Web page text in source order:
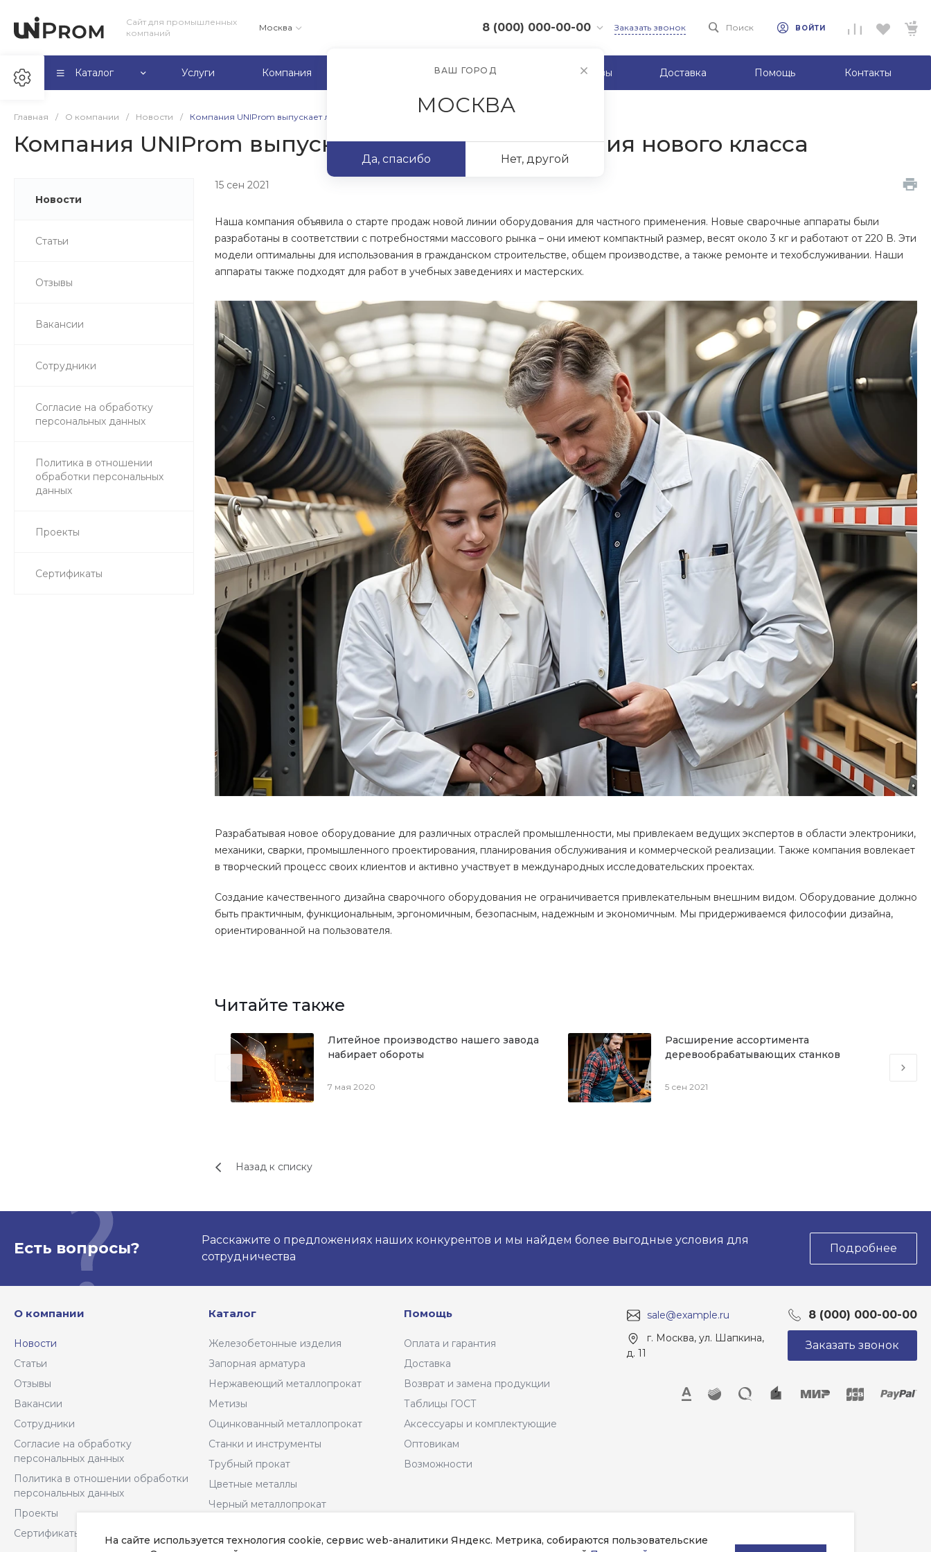
На сайте используется технология cookie, сервис web-аналитики Яндекс. Метрика, собираются пользовательские
Сайт для промышленных
компаний
Москва 8 (000) 000-00-00
г. Москва, ул. Шапкина,
Пн-Пт: 9:30-18:30
Cб-Вс: Выходной
Заказать звонок Поиск ВОЙТИ
Каталог Услуги Компания Производители Отзывы Доставка Помощь Контакты
Главная / О компании / Новости / Компания UNIProm выпускает линию оборудования нового класса
Компания UNIProm выпускает линию оборудования нового класса
Новости
Статьи
Отзывы
Вакансии
Сотрудники
Согласие на обработку
персональных данных
Политика в отношении
обработки персональных
данных
Проекты
Сертификаты
15 сен 2021
Наша компания объявила о старте продаж новой линии оборудования для частного применения. Новые сварочные аппараты были
разработаны в соответствии с потребностями массового рынка – они имеют компактный размер, весят около 3 кг и работают от 220 В. Эти
модели оптимальны для использования в гражданском строительстве, общем производстве, а также ремонте и техобслуживании. Наши
аппараты также подходят для работ в учебных заведениях и мастерских.
Разрабатывая новое оборудование для различных отраслей промышленности, мы привлекаем ведущих экспертов в области электроники,
механики, сварки, промышленного проектирования, планирования обслуживания и коммерческой реализации. Также компания вовлекает
в творческий процесс своих клиентов и активно участвует в международных исследовательских проектах.
Создание качественного дизайна сварочного оборудования не ограничивается привлекательным внешним видом. Оборудование должно
быть практичным, функциональным, эргономичным, безопасным, надежным и экономичным. Мы придерживаемся философии дизайна,
ориентированной на пользователя.
Читайте также
Литейное производство нашего завода
набирает обороты
7 мая 2020
Расширение ассортимента
деревообрабатывающих станков
5 сен 2021
Назад к списку
Есть вопросы?
Расскажите о предложениях наших конкурентов и мы найдем более выгодные условия для
сотрудничества
Подробнее
О компании
Новости
Статьи
Отзывы
Вакансии
Сотрудники
Согласие на обработку
персональных данных
Политика в отношении обработки
персональных данных
Проекты
Сертификаты
Каталог
Железобетонные изделия
Запорная арматура
Нержавеющий металлопрокат
Метизы
Оцинкованный металлопрокат
Станки и инструменты
Трубный прокат
Цветные металлы
Черный металлопрокат
Помощь
Оплата и гарантия
Доставка
Возврат и замена продукции
Таблицы ГОСТ
Аксессуары и комплектующие
Оптовикам
Возможности
sale@example.ru 8 (000) 000-00-00
г. Москва, ул. Шапкина,
д. 11
Заказать звонок
ВАШ ГОРОД
МОСКВА
Да, спасибо Нет, другой